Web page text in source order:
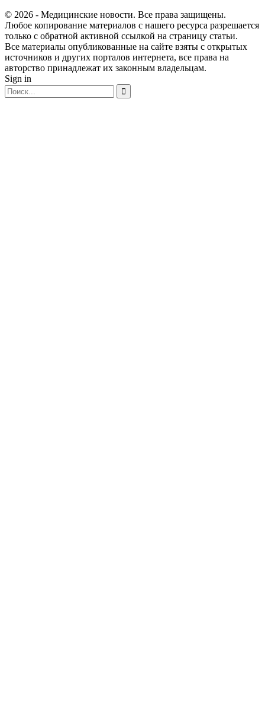
© 2026 - Медицинские новости. Все права защищены.
Любое копирование материалов с нашего ресурса разрешается
только с обратной активной ссылкой на страницу статьи.
Все материалы опубликованные на сайте взяты с открытых
источников и других порталов интернета, все права на
авторство принадлежат их законным владельцам.
Sign in